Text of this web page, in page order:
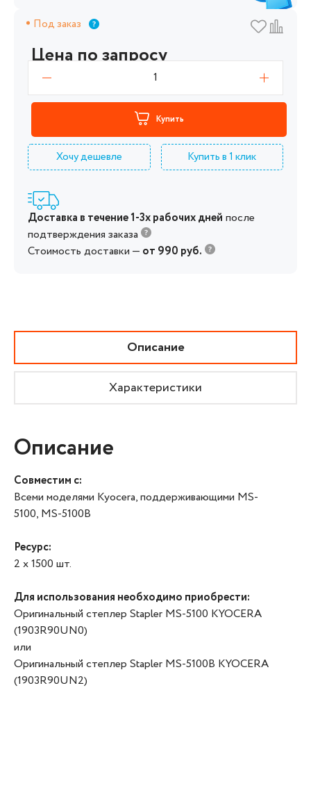
Под заказ
Цена по запросу
1
Купить
Хочу дешевле Купить в 1 клик
Доставка в течение 1-3х рабочих дней после
подтверждения заказа
Стоимость доставки — от 990 руб.
Описание
Характеристики
Описание
Совместим с:
Всеми моделями Kyocera, поддерживающими MS-
5100, MS-5100B
Ресурс:
2 x 1500 шт.
Для использования необходимо приобрести:
Оригинальный степлер Stapler MS-5100 KYOCERA
(1903R90UN0)
или
Оригинальный степлер Stapler MS-5100B KYOCERA
(1903R90UN2)